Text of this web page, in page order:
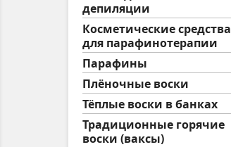
депиляции
Косметические средства
для парафинотерапии
Парафины
Плёночные воски
Тёплые воски в банках
Традиционные горячие
воски (ваксы)